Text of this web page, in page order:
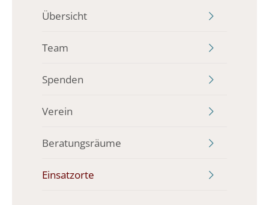
Übersicht
Team
Spenden
Verein
Beratungsräume
Einsatzorte